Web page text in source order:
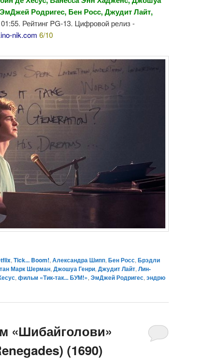
Родригес, Бен Росс, Джудит Лайт,
Рейтинг PG-13. Цифровой релиз -
nik.com 6/10
,Tick... Boom!,Александра Шипп,Бен Росс,Брэдли
Марк Шерман,Джошуа Генри,Джудит Лайт,Лин-
,фильм «Тик-так... БУМ!»,ЭмДжей Родригес,эндрю
«Шибайголови»
(1690)